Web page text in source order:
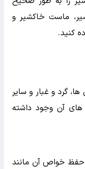
ماست خاکشیر و
کنید.
گرد و غبار و سایر
آن وجود داشته
خواص آن مانند